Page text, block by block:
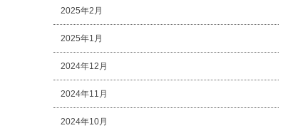
2025年2月
2025年1月
2024年12月
2024年11月
2024年10月